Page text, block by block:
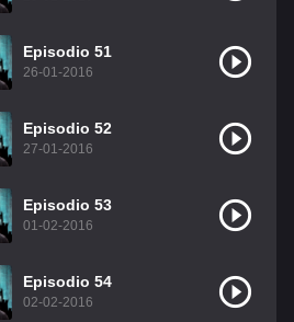
Episodio 51
26-01-2016
Episodio 52
27-01-2016
Episodio 53
01-02-2016
Episodio 54
02-02-2016